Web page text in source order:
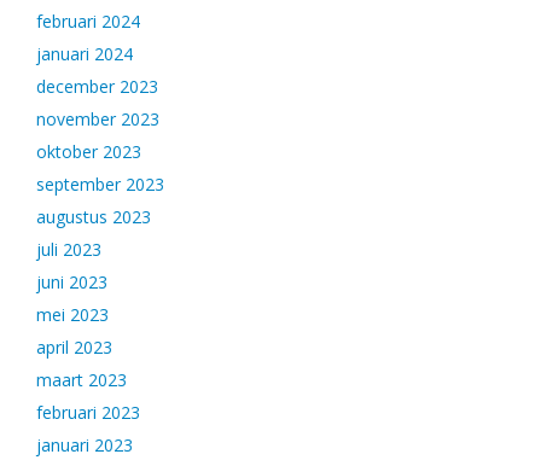
februari 2024
januari 2024
december 2023
november 2023
oktober 2023
september 2023
augustus 2023
juli 2023
juni 2023
mei 2023
april 2023
maart 2023
februari 2023
januari 2023